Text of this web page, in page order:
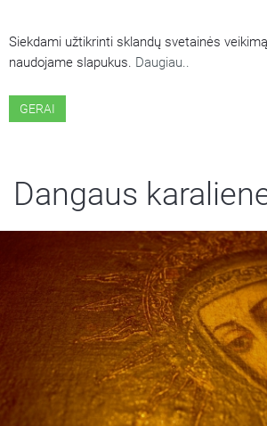
Siekdami užtikrinti sklandų svetainės
naudojame slapukus. Daugiau..
GERAI
Dangaus